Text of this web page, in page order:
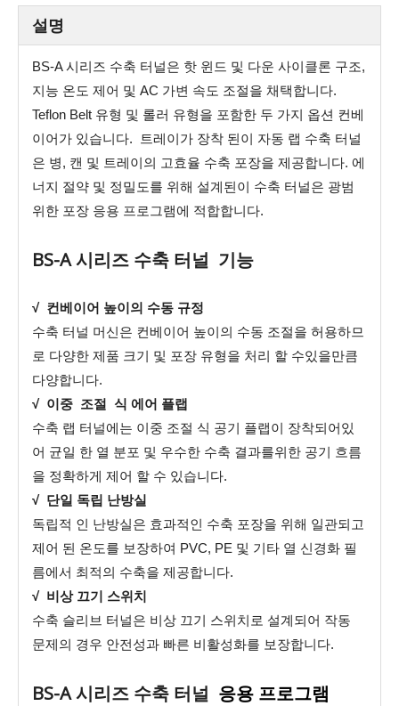
설명
BS-A 시리즈 수축 터널은 핫 윈드 및 다운 사이클론 구조,
지능 온도 제어 및 AC 가변 속도 조절을 채택합니다.
Teflon Belt 유형 및 롤러 유형을 포함한 두 가지 옵션 컨베
이어가 있습니다. 트레이가 장착 된이 자동 랩 수축 터널
은 병, 캔 및 트레이의 고효율 수축 포장을 제공합니다. 에
너지 절약 및 정밀도를 위해 설계된이 수축 터널은 광범
위한 포장 응용 프로그램에 적합합니다.
BS-A 시리즈 수축 터널 기능
√ 컨베이어 높이의 수동 규정
수축 터널 머신은 컨베이어 높이의 수동 조절을 허용하므
로 다양한 제품 크기 및 포장 유형을 처리 할 수있을만큼
다양합니다.
√ 이중 조절 식 에어 플랩
수축 랩 터널에는 이중 조절 식 공기 플랩이 장착되어있
어 균일 한 열 분포 및 우수한 수축 결과를위한 공기 흐름
을 정확하게 제어 할 수 있습니다.
√ 단일 독립 난방실
독립적 인 난방실은 효과적인 수축 포장을 위해 일관되고
제어 된 온도를 보장하여 PVC, PE 및 기타 열 신경화 필
름에서 최적의 수축을 제공합니다.
√ 비상 끄기 스위치
수축 슬리브 터널은 비상 끄기 스위치로 설계되어 작동
문제의 경우 안전성과 빠른 비활성화를 보장합니다.
BS-A 시리즈 수축 터널 응용 프로그램